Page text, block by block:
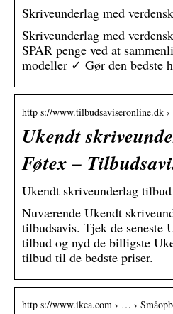
Skriveunderlag med
Skriveunderlag med
SPAR penge ved at
modeller ✓ Gør den bedste
http s://www.tilbudsaviseronline.dk
Ukendt
Føtex –
Ukendt skriveunderlag
Nuværende Ukendt
tilbudsavis. Tjek de seneste
tilbud og nyd de billigste
tilbud til de bedste priser.
http s://www.ikea.com › … ›